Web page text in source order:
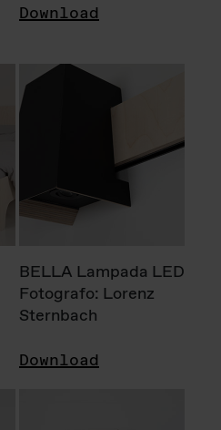
Download
BELLA Lampada LED
Fotografo: Lorenz
Sternbach
Download